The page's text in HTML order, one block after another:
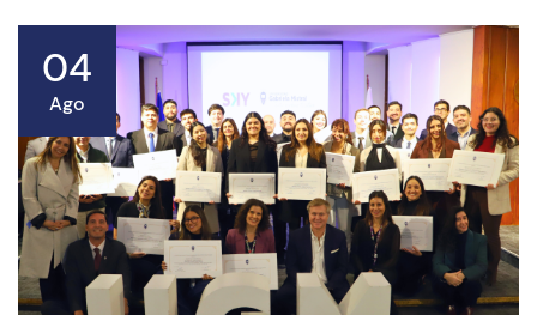
04
Ago